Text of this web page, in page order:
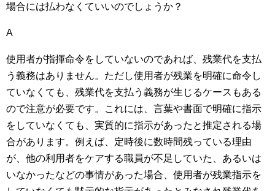
場合には払わなくていいのでしょうか？
A
使用者が指揮命令をしていないのであれば、残業代を支払
う義務はありません。ただし使用者が残業を明確に命令し
ていなくても、残業代を支払う義務が生じるケースもある
ので注意が必要です。これには、言葉や書面で明確に指示
をしていなくても、実質的に指示があったと推定される場
合があります。例えば、定時後に数時間残っている理由
が、他の利用者をケアする職員が不足していた、あるいは
いなかったなどの事情があった場合、使用者が残業指示を